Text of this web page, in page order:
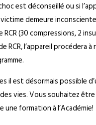
est déconseillé ou si
demeure
(30 compressions, 2
RCR, l’appareil procédera à
il est désormais possible
vies. Vous souhaitez
formation à l’Académie!